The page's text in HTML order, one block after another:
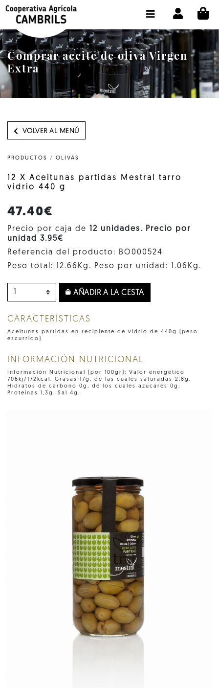
Comprar aceite de oliva Virgen
Extra
VOLVER AL MENÚ
PRODUCTOS / OLIVAS
12 X Aceitunas partidas Mestral tarro
vidrio 440 g
47.40€
Precio por caja de
12 unidades. Precio por
unidad 3.95€
Referencia del producto: BO000524
Peso total: 12.66Kg. Peso por unidad: 1.06Kg.
AÑADIR A LA CESTA
CARACTERÍSTICAS
Aceitunas partidas en recipiente de vidrio de 440g (peso
escurrido)
INFORMACIÓN NUTRICIONAL
Información Nutricional (por 100gr): Valor energético
706kj/172kcal. Grasas 17g, de las cuales saturadas 2,8g.
Hidratos de carbono 0g, de los cuales azúcares 0g.
Proteínas 1,3g. Sal 4g.
TIENDA COMPRA ONLINE
LA COOPERATIVA
OLEOTOUR
PRODUCTOS
NUESTRO ACEITE
SELECCIONAR IDIOMA :